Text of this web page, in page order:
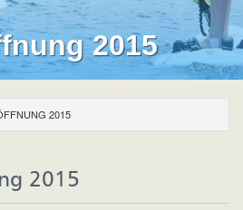
2015
2015
2015